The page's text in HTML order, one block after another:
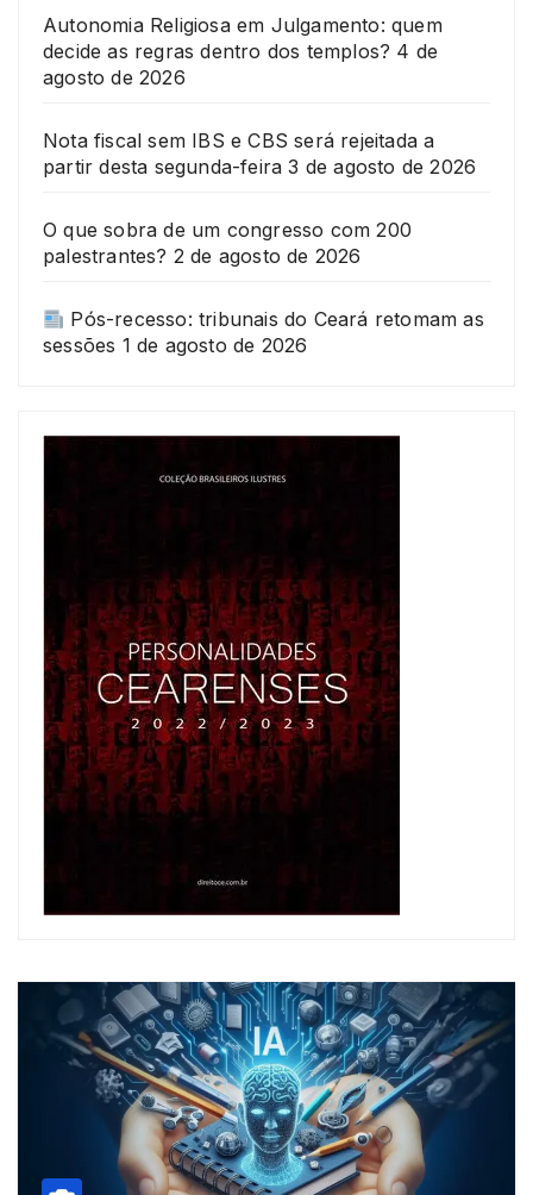
Autonomia Religiosa em Julgamento: quem
decide as regras dentro dos templos? 4 de
agosto de 2026
Nota fiscal sem IBS e CBS será rejeitada a
partir desta segunda-feira 3 de agosto de 2026
O que sobra de um congresso com 200
palestrantes? 2 de agosto de 2026
Pós-recesso: tribunais do Ceará retomam as
sessões 1 de agosto de 2026